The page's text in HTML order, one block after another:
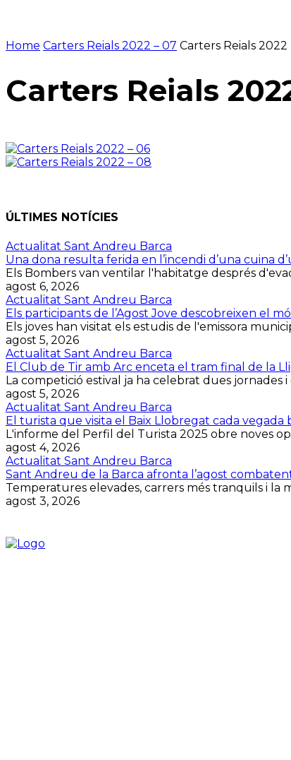
Home Carters Reials 2022 – 07 Carters Reials 2022
Carters Reials
ÚLTIMES NOTÍCIES
Actualitat Sant Andreu Barca
Una dona resulta ferida en l’incendi d’una cuina
Els Bombers van ventilar l'habitatge després
agost 6, 2026
Actualitat Sant Andreu Barca
Els participants de l’Agost Jove descobreixen el
Els joves han visitat els estudis de l'emissora
agost 5, 2026
Actualitat Sant Andreu Barca
El Club de Tir amb Arc enceta el tram final de la
La competició estival ja ha celebrat dues jornades i
agost 5, 2026
Actualitat Sant Andreu Barca
El turista que visita el Baix Llobregat cada
L'informe del Perfil del Turista 2025 obre noves
agost 4, 2026
Actualitat Sant Andreu Barca
Sant Andreu de la Barca afronta l’agost
Temperatures elevades, carrers més tranquils i la
agost 3, 2026